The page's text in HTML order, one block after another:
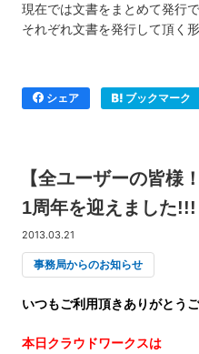
現在では文書をまとめて発行
それぞれ文書を発行して頂く形
シェア ブックマーク
【全ユーザーの皆様
1周年を迎えました!!!
2013.03.21
事務局からのお知らせ
いつもご利用頂きありがとう
本日クラウドワークスは